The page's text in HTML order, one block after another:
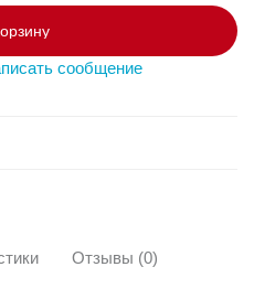
сообщение
Отзывы (0)